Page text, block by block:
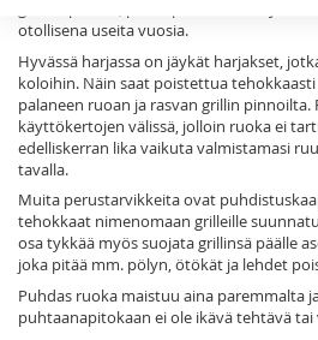
otollisena useita vuosia.
Hyvässä harjassa on jäykät harjakset,
koloihin. Näin saat poistettua
palaneen ruoan ja rasvan grillin pinnoilta.
käyttökertojen välissä, jolloin ruoka ei
edelliskerran lika vaikuta valmistamasi
tavalla.
Muita perustarvikkeita ovat
tehokkaat nimenomaan grilleille
osa tykkää myös suojata grillinsä päälle
joka pitää mm. pölyn, ötökät ja lehdet
Puhdas ruoka maistuu aina paremmalta
puhtaanapitokaan ei ole ikävä tehtävä